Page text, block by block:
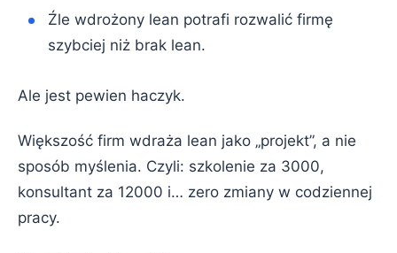
Źle wdrożony lean potrafi rozwalić firmę
szybciej niż brak lean.
Ale jest pewien haczyk.
Większość firm wdraża lean jako „projekt”, a nie
sposób myślenia. Czyli: szkolenie za 3000,
konsultant za 12000 i… zero zmiany w codziennej
pracy.